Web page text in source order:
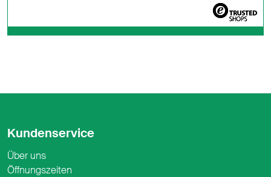
Kundenservice
Über uns
Öffnungszeiten